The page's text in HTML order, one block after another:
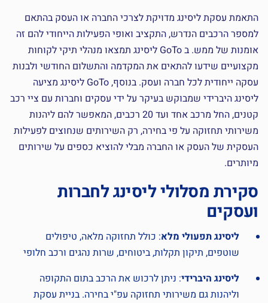
התאמת עסקת ליסינג מדויקת לצרכי החברה או העסק בהתאם
למספר הרכבים הנדרש, התקציב ואופי הפעילות הייחודי להם זה
אומנות של ממש. ב GoTo ליסינג תמצאו מנהלי תיקי לקוחות
מקצועיים שידעו להתאים את המקדמה והתשלום החודשי ולבנות
עסקה ייחודית לכל חברה ועסק. בנוסף, GoTo ליסינג מציעה
ליסינג היברידי שמבוקש בעיקר על ידי עסקים וחברות עם ציי רכב
קטנים, החל מרכב אחד ועד 20 רכבים, המאפשר להם ליהנות
משירותי תחזוקה על פי בחירה, רק השירותים שנחוצים לפעילות
העסקית של העסק או החברה מבלי להוציא כספים על שירותים
מיותרים.
סקירת מסלולי ליסינג לחברות
ועסקים
ליסינג תפעולי מלא: כולל תחזוקה מלאה, טיפולים
שוטפים, תיקון תקלות, ביטוחים, שרות נהגים ורכב חלופי
ליסינג היברידי: ניתן לרכוש את הרכב בתום התקופה
וליהנות גם משירותי תחזוקה עפ"י בחירה. בניית עסקת